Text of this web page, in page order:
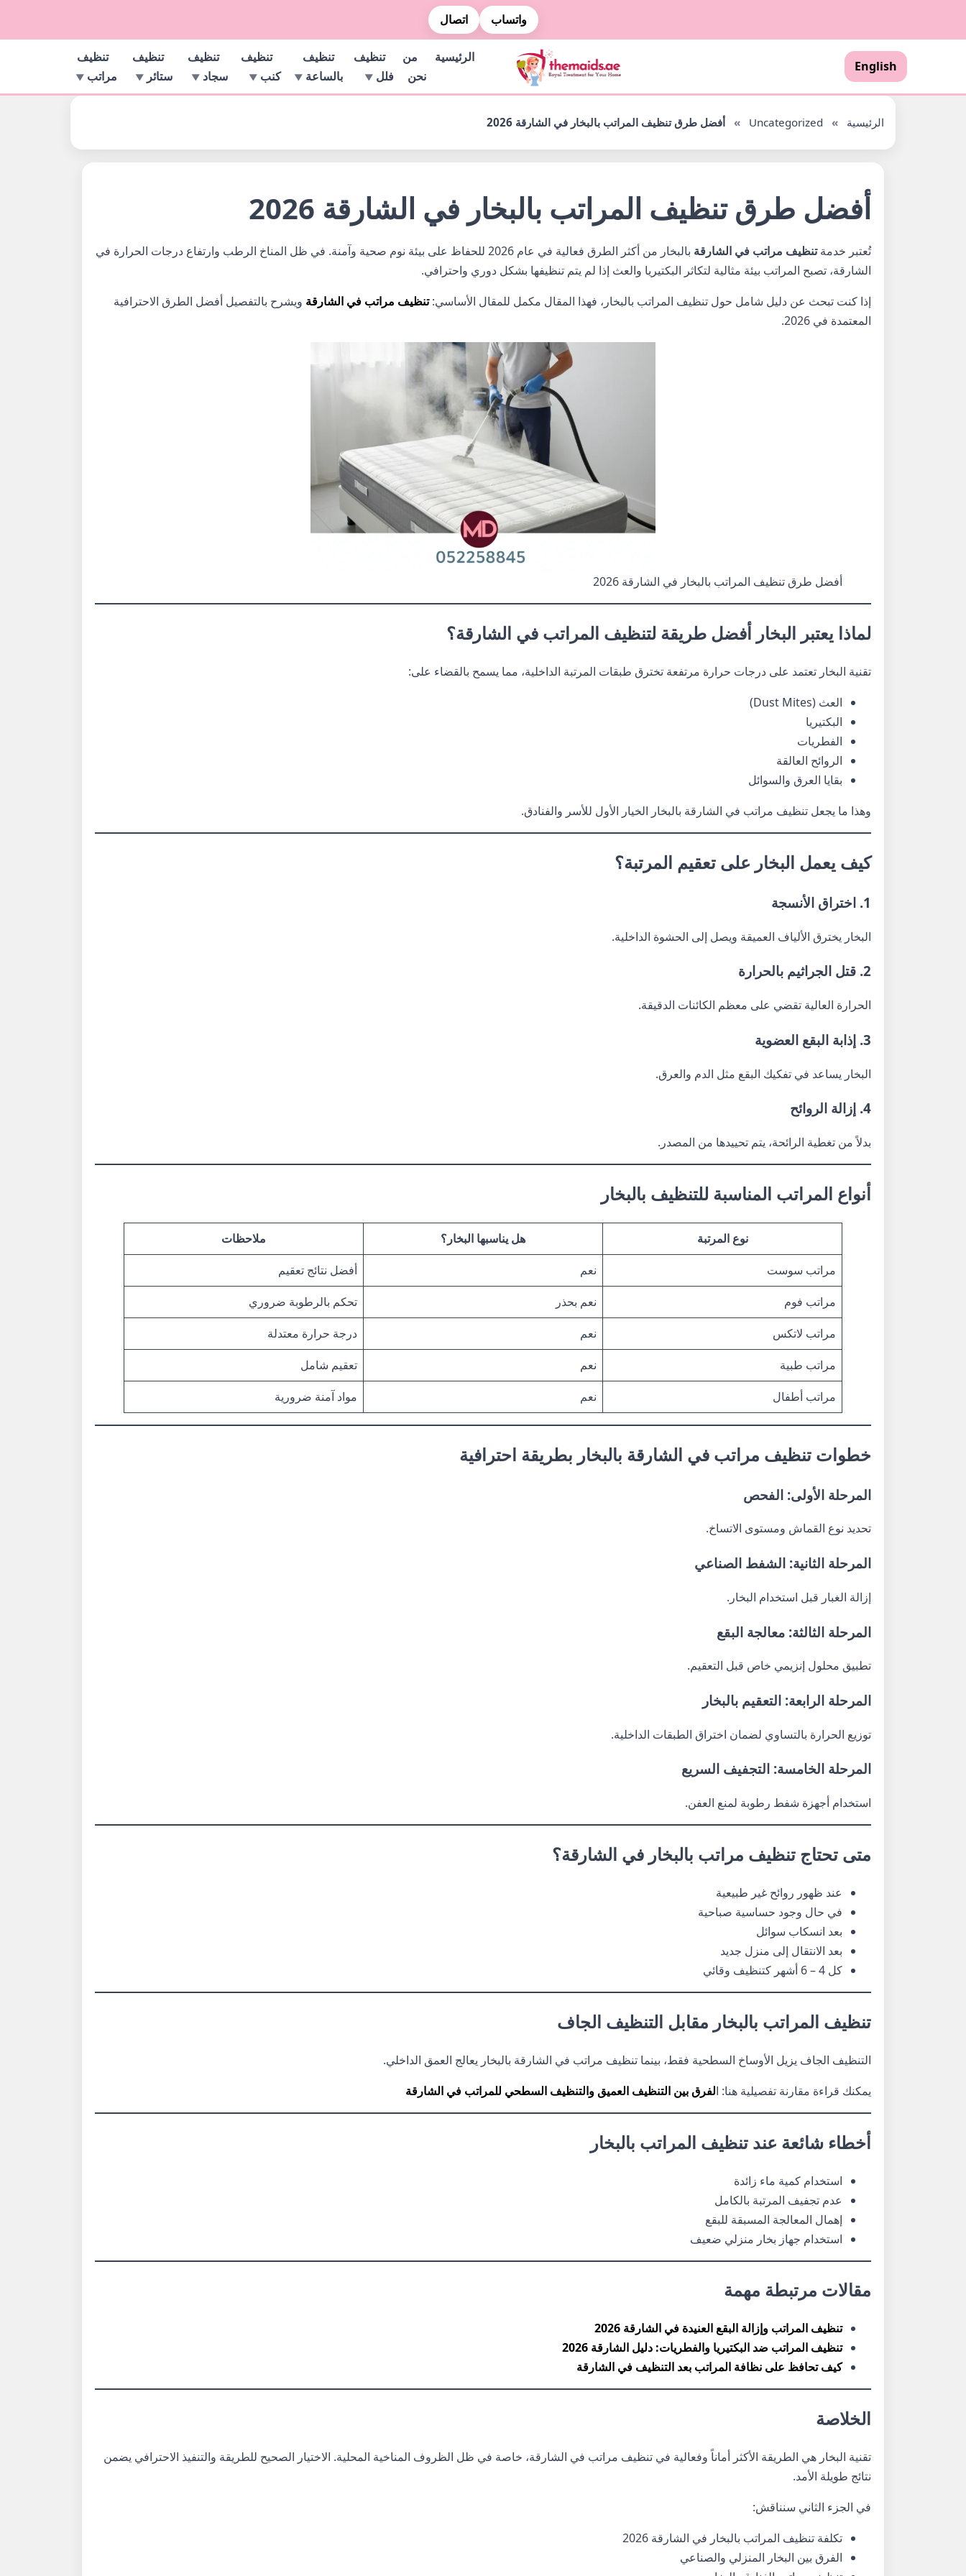
واتساب اتصال
English
الرئيسية
من
نحن
تنظيف
فلل
تنظيف
بالساعة
تنظيف
كنب
تنظيف
سجاد
تنظيف
ستائر
تنظيف
مراتب
الرئيسية »
Uncategorized
» أفضل طرق تنظيف المراتب بالبخار في الشارقة 2026
أفضل طرق تنظيف المراتب بالبخار في الشارقة 2026
تُعتبر خدمةتنظيف مراتب في الشارقة
بالبخار من أكثر الطرق فعالية في عام 2026 للحفاظ على بيئة نوم صحية وآمنة. في ظل المناخ الرطب وارتفاع درجات الحرارة في
الشارقة، تصبح المراتب بيئة مثالية لتكاثر البكتيريا والعث إذا لم يتم تنظيفها بشكل دوري واحترافي.
إذا كنت تبحث عن دليل شامل حول تنظيف المراتب بالبخار، فهذا المقال مكمل للمقال الأساسي:تنظيف مراتب في الشارقة ويشرح بالتفصيل أفضل الطرق الاحترافية
المعتمدة في 2026.
أفضل طرق تنظيف المراتب بالبخار في الشارقة 2026
لماذا يعتبر البخار أفضل طريقة لتنظيف المراتب في الشارقة؟
تقنية البخار تعتمد على درجات حرارة مرتفعة تخترق طبقات المرتبة الداخلية، مما يسمح بالقضاء على:
العث (Dust Mites)
البكتيريا
الفطريات
الروائح العالقة
بقايا العرق والسوائل
وهذا ما يجعل تنظيف مراتب في الشارقة بالبخار الخيار الأول للأسر والفنادق.
كيف يعمل البخار على تعقيم المرتبة؟
1. اختراق الأنسجة
البخار يخترق الألياف العميقة ويصل إلى الحشوة الداخلية.
2. قتل الجراثيم بالحرارة
الحرارة العالية تقضي على معظم الكائنات الدقيقة.
3. إذابة البقع العضوية
البخار يساعد في تفكيك البقع مثل الدم والعرق.
4. إزالة الروائح
بدلاً من تغطية الرائحة، يتم تحييدها من المصدر.
أنواع المراتب المناسبة للتنظيف بالبخار
نوع المرتبة هل يناسبها البخار؟
ملاحظات
مراتب سوست
نعم
أفضل نتائج تعقيم
مراتب فوم
نعم بحذر
تحكم بالرطوبة ضروري
مراتب لاتكس
نعم
درجة حرارة معتدلة
مراتب طبية
نعم
تعقيم شامل
مراتب أطفال
نعم مواد آمنة ضرورية
خطوات تنظيف مراتب في الشارقة بالبخار بطريقة احترافية
المرحلة الأولى: الفحص
تحديد نوع القماش ومستوى الاتساخ.
المرحلة الثانية: الشفط الصناعي
إزالة الغبار قبل استخدام البخار.
المرحلة الثالثة: معالجة البقع
تطبيق محلول إنزيمي خاص قبل التعقيم.
المرحلة الرابعة: التعقيم بالبخار
توزيع الحرارة بالتساوي لضمان اختراق الطبقات الداخلية.
المرحلة الخامسة: التجفيف السريع
استخدام أجهزة شفط رطوبة لمنع العفن.
متى تحتاج تنظيف مراتب بالبخار في الشارقة؟
عند ظهور روائح غير طبيعية
في حال وجود حساسية صباحية
بعد انسكاب سوائل
بعد الانتقال إلى منزل جديد
كل 4 – 6 أشهر كتنظيف وقائي
تنظيف المراتب بالبخار مقابل التنظيف الجاف
التنظيف الجاف يزيل الأوساخ السطحية فقط، بينما تنظيف مراتب في الشارقة بالبخار يعالج العمق الداخلي.
يمكنك قراءة مقارنة تفصيلية هنا: الفرق بين التنظيف العميق والتنظيف السطحي للمراتب في الشارقة
أخطاء شائعة عند تنظيف المراتب بالبخار
استخدام كمية ماء زائدة
عدم تجفيف المرتبة بالكامل
إهمال المعالجة المسبقة للبقع
استخدام جهاز بخار منزلي ضعيف
مقالات مرتبطة مهمة
تنظيف المراتب وإزالة البقع العنيدة في الشارقة 2026
تنظيف المراتب ضد البكتيريا والفطريات: دليل الشارقة 2026
كيف تحافظ على نظافة المراتب بعد التنظيف في الشارقة
الخلاصة
تقنية البخار هي الطريقة الأكثر أماناً وفعالية في تنظيف مراتب في الشارقة، خاصة في ظل الظروف المناخية المحلية. الاختيار الصحيح للطريقة والتنفيذ الاحترافي يضمن
نتائج طويلة الأمد.
في الجزء الثاني سنناقش:
تكلفة تنظيف المراتب بالبخار في الشارقة 2026
الفرق بين البخار المنزلي والصناعي